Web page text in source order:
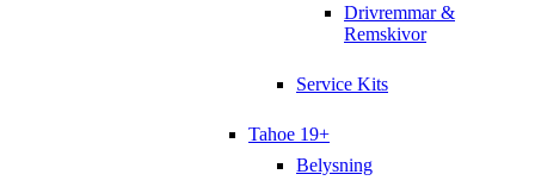
Drivremmar &
Remskivor
Service Kits
Tahoe 19+
Belysning